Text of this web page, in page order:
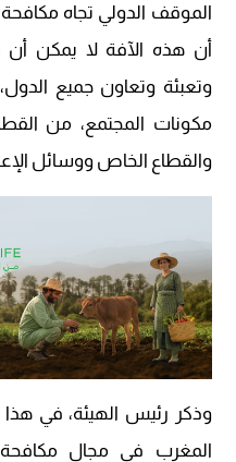
الموقف الدولي تجاه مكافحة
أن هذه الآفة لا يمكن أن
وتعبئة وتعاون جميع
مكونات المجتمع، من
والقطاع الخاص ووسائل
وذكر رئيس الهيئة، في هذا
المغرب في مجال